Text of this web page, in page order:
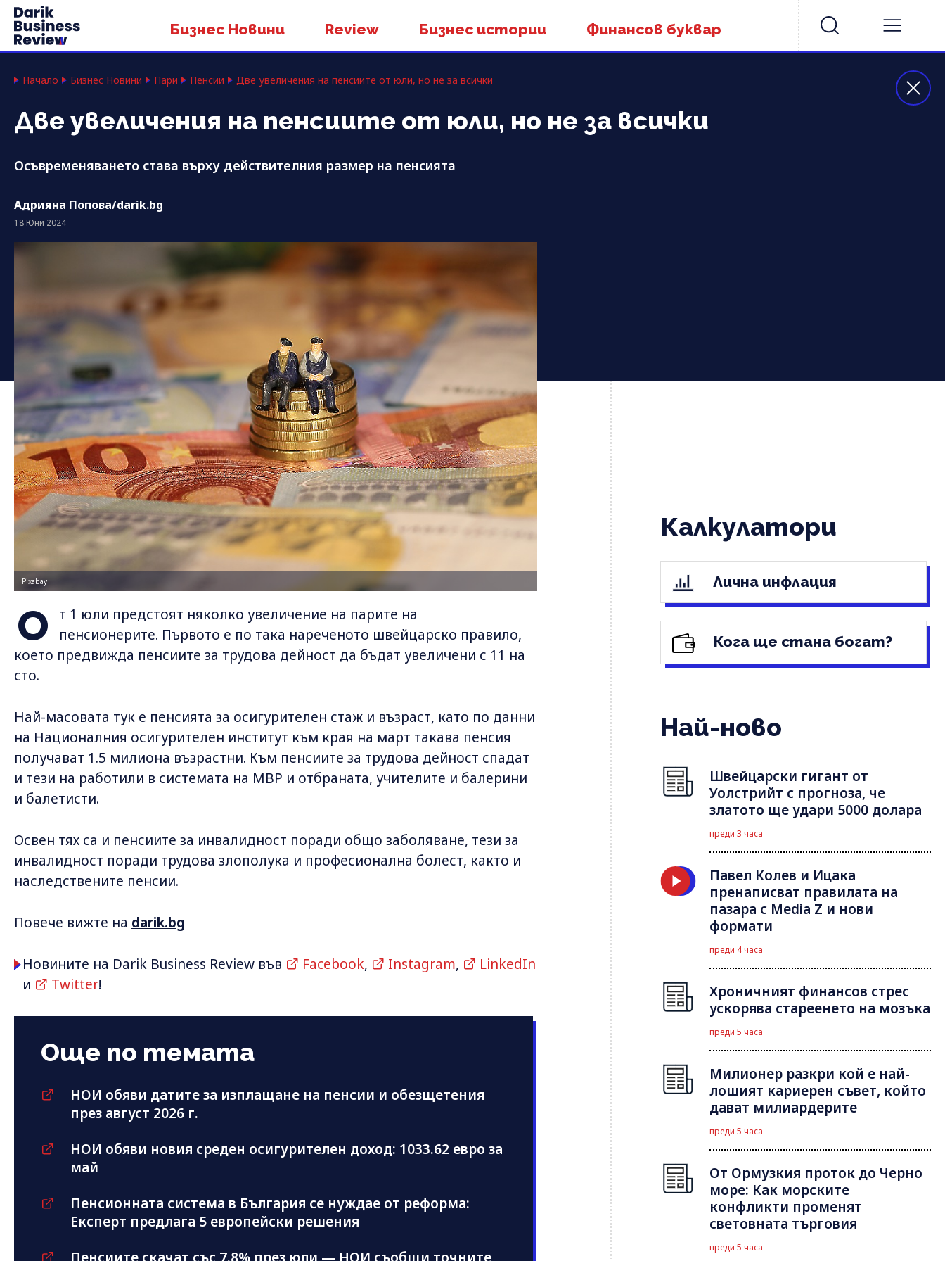
Бизнес Новини Review Бизнес истории Финансов буквар
Начало Бизнес Новини Пари Пенсии Две увеличения на пенсиите от юли, но не за всички
Две увеличения на пенсиите от юли, но не за всички
Осъвременяването става върху действителния размер на пенсията
Адрияна Попова/darik.bg
18 Юни 2024
Pixabay
О
т 1 юли предстоят няколко увеличение на парите на
пенсионерите. Първото е по така нареченото швейцарско правило,
което предвижда пенсиите за трудова дейност да бъдат увеличени с 11 на
сто.
Най-масовата тук е пенсията за осигурителен стаж и възраст, като по данни
на Националния осигурителен институт към края на март такава пенсия
получават 1.5 милиона възрастни. Към пенсиите за трудова дейност спадат
и тези на работили в системата на МВР и отбраната, учителите и балерини
и балетисти.
Освен тях са и пенсиите за инвалидност поради общо заболяване, тези за
инвалидност поради трудова злополука и професионална болест, както и
наследствените пенсии.
Повече вижте на darik.bg
Новините на Darik Business Review във Facebook, Instagram,
LinkedIn
и
Twitter!
Още по темата
НОИ обяви датите за изплащане на пенсии и обезщетения
през август 2026 г.
НОИ обяви новия среден осигурителен доход: 1033.62 евро за
май
Пенсионната система в България се нуждае от реформа:
Експерт предлага 5 европейски решения
Пенсиите скачат със 7.8% през юли — НОИ съобщи точните
Калкулатори
Лична инфлация
Кога ще стана богат?
Най-ново
Швейцарски гигант от
Уолстрийт с прогноза, че
златото ще удари 5000 долара
преди 3 часа
Павел Колев и Ицака
пренаписват правилата на
пазара с Media Z и нови
формати
преди 4 часа
Хроничният финансов стрес
ускорява стареенето на мозъка
преди 5 часа
Милионер разкри кой е най-
лошият кариерен съвет, който
дават милиардерите
преди 5 часа
От Ормузкия проток до Черно
море: Как морските
конфликти променят
световната търговия
преди 5 часа